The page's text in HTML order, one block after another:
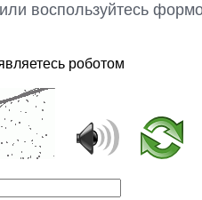
воспользуйтесь
роботом